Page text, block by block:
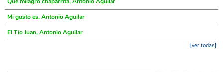
Mi gusto es, Antonio Aguilar
El Tío Juan, Antonio Aguilar
[ver todas]